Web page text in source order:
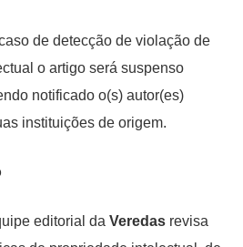
de detecção de violação de
o artigo será suspenso
notificado o(s) autor(es)
instituições de origem.
editorial da Veredas revisa